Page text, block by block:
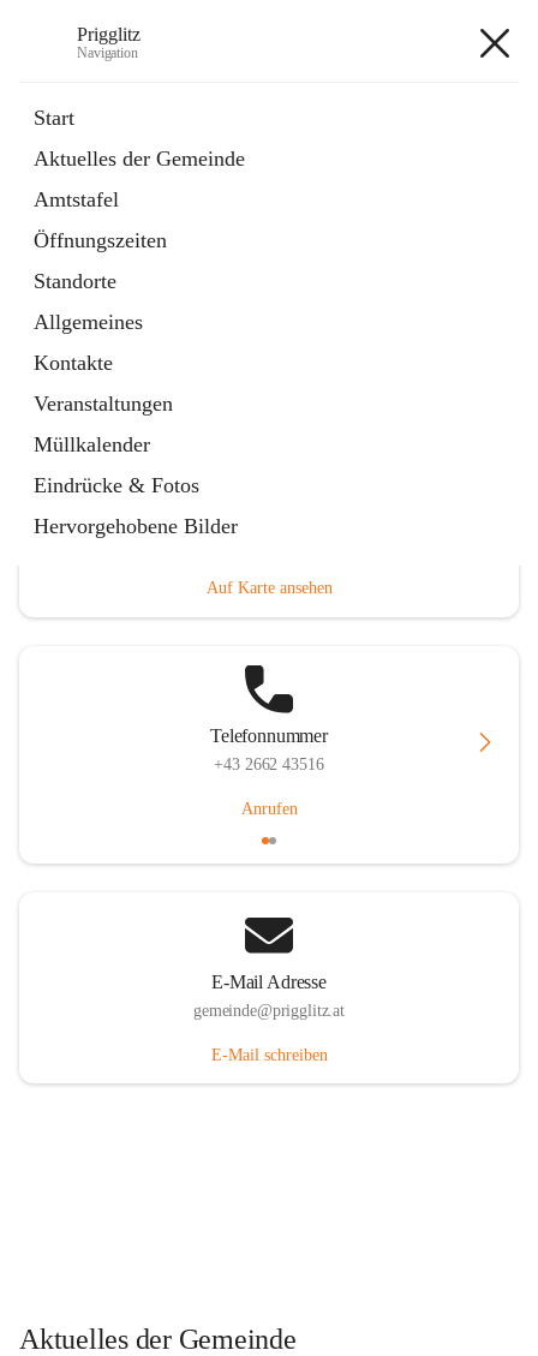
Prigglitz
Navigation
Start
Aktuelles der Gemeinde
Amtstafel
Öffnungszeiten
Standorte
Allgemeines
Kontakte
Veranstaltungen
Müllkalender
Eindrücke & Fotos
Hervorgehobene Bilder
Externe Webseite
in
Tab
Gemeindezeitung
Ordner
öffnet
in
neuem
Tab
Hauptadresse
Auf Karte ansehen
Telefonnummer
+43 2662 43516
Anrufen
E-Mail Adresse
gemeinde@prigglitz.at
E-Mail schreiben
Aktuelles der Gemeinde